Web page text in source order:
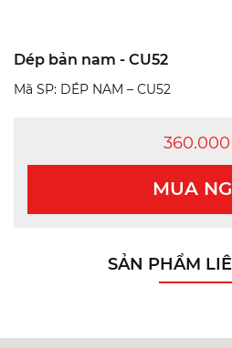
Dép bản nam - CU52
Mã SP: DÉP NAM – CU52
360.000
MUA
SẢN PHẨM